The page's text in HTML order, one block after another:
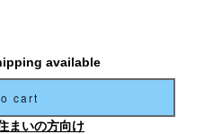
available
cart
まいの方向け